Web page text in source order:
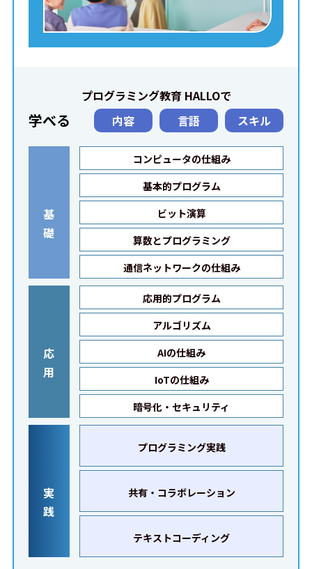
プログラミング教育 HALLOで
学べる 内容 言語 スキル
基
礎
コンピュータの仕組み
基本的プログラム
ビット演算
算数とプログラミング
通信ネットワークの仕組み
応
用
応用的プログラム
アルゴリズム
AIの仕組み
IoTの仕組み
暗号化・セキュリティ
実
践
プログラミング実践
共有・コラボレーション
テキストコーディング